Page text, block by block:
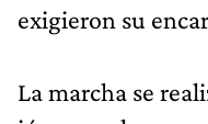
exigieron su
La marcha se